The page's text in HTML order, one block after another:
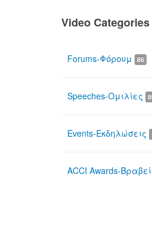
Video Categories
Forums-Φόρουμ 86
Speeches-Ομιλίες
Events-Εκδηλώσεις
ACCI Awards-